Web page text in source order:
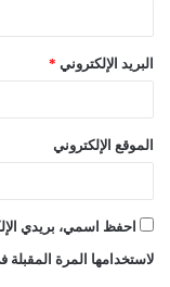
البريد الإلكتروني *
الموقع الإلكتروني
احفظ اسمي، بريدي
لاستخدامها المرة المقبلة